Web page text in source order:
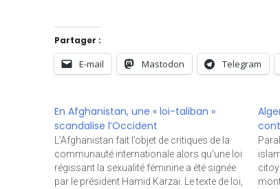
Partager :
E-mail Mastodon Telegram
En Afghanistan, une « loi-taliban »
scandalise l’Occident
L’Afghanistan fait l’objet de critiques de la
communauté internationale alors qu’une loi
régissant la sexualité féminine a été signée
par le président Hamid Karzai. Le texte de loi,